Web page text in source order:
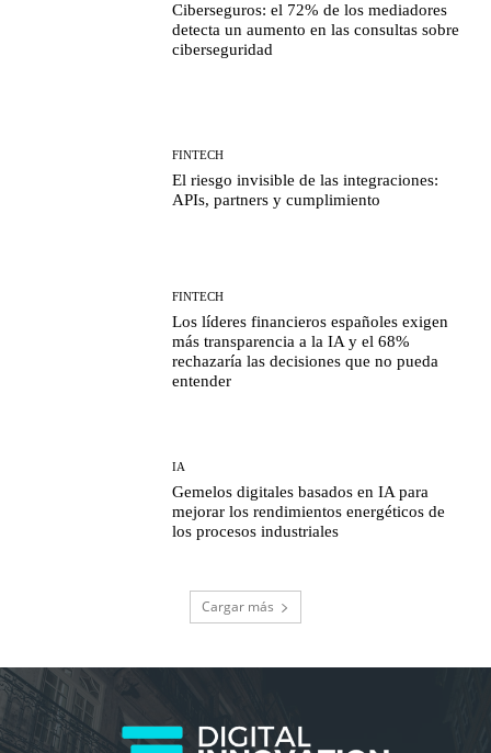
Ciberseguros: el 72% de los mediadores
detecta un aumento en las consultas sobre
ciberseguridad
FINTECH
El riesgo invisible de las integraciones:
APIs, partners y cumplimiento
FINTECH
Los líderes financieros españoles exigen
más transparencia a la IA y el 68%
rechazaría las decisiones que no pueda
entender
IA
Gemelos digitales basados en IA para
mejorar los rendimientos energéticos de
los procesos industriales
Cargar más